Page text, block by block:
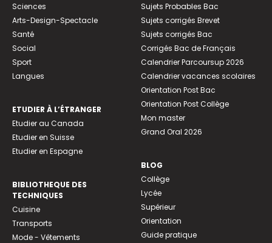
Sciences
Arts-Design-Spectacle
Santé
Social
Sport
Langues
ETUDIER À L’ÉTRANGER
Etudier au Canada
Etudier en Suisse
Etudier en Espagne
BIBLIOTHEQUE DES
TECHNIQUES
Cuisine
Transports
Mode - Vêtements
Sujets Probables Bac
Sujets corrigés Brevet
Sujets corrigés Bac
Corrigés Bac de Français
Calendrier Parcoursup 2026
Calendrier vacances scolaires
Orientation Post Bac
Orientation Post Collège
Mon master
Grand Oral 2026
BLOG
Collège
Lycée
Supérieur
Orientation
Guide pratique